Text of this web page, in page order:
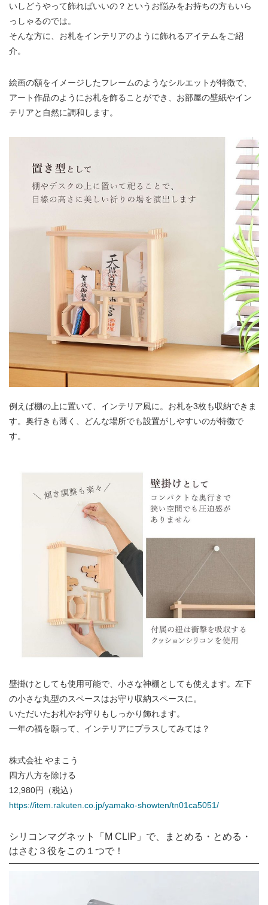
いしどうやって飾ればいいの？というお悩みをお持ちの方もいら
っしゃるのでは。
そんな方に、お札をインテリアのように飾れるアイテムをご紹
介。
絵画の額をイメージしたフレームのようなシルエットが特徴で、
アート作品のようにお札を飾ることができ、お部屋の壁紙やイン
テリアと自然に調和します。
例えば棚の上に置いて、インテリア風に。お札を3枚も収納できま
す。奥行きも薄く、どんな場所でも設置がしやすいのが特徴で
す。
壁掛けとしても使用可能で、小さな神棚としても使えます。左下
の小さな丸型のスペースはお守り収納スペースに。
いただいたお札やお守りもしっかり飾れます。
一年の福を願って、インテリアにプラスしてみては？
株式会社 やまこう
四方八方を除ける
12,980円（税込）
https://item.rakuten.co.jp/yamako-showten/tn01ca5051/
シリコンマグネット「M CLIP」で、まとめる・とめる・
はさむ３役をこの１つで！